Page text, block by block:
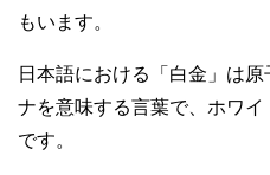
もいます。
日本語における「白金」は
ナを意味する言葉で、ホワ
です。